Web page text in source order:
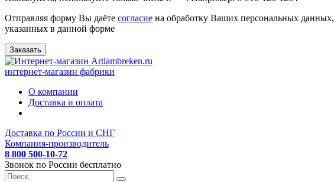
Отправляя форму Вы даёте согласие на обработку Ваших персональных данных,
указанных в данной форме
Заказать
интернет-магазин фабрики
О компании
Доставка и оплата
Доставка по России и СНГ
Компания-производитель
8 800 500-10-72
Звонок по России бесплатно